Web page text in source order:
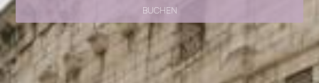
BUCHEN